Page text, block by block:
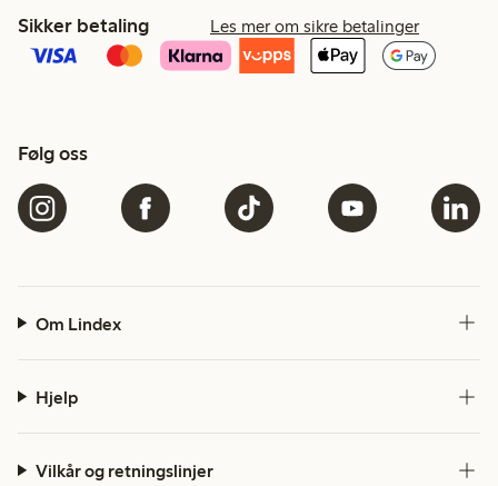
Sikker betaling Les mer om sikre betalinger
Følg oss
Om Lindex
Hjelp
Vilkår og retningslinjer